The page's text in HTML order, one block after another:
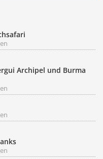
Archipel und Burma